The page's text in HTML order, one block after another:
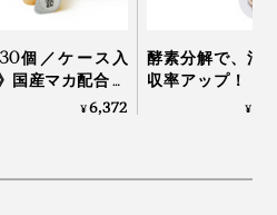
30個／ケース入
国産マカ配合 夜
ハイボール、朝は
¥6,372
酵素分解で、消
収率アップ！「
マカのサプリ
¥